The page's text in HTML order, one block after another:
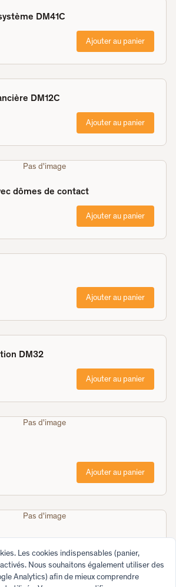
DM41C
Ajouter au panier
DM12C
Ajouter au panier
Pas d'image
dômes de contact
Ajouter au panier
Ajouter au panier
DM32
Ajouter au panier
Pas d'image
Ajouter au panier
Pas d'image
Replacement
En rupture de stock
Les cookies indispensables (panier,
Nous souhaitons également utiliser des
Analytics) afin de mieux comprendre